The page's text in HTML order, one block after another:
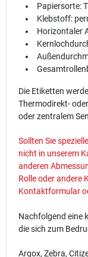
Papiersorte:
Klebstoff:
Horizontaler
Die Etiketten
Thermodirekt-
oder zentralem
Sollten Sie
nicht in unserem
anderen
Rolle oder andere
Kontaktformular
Nachfolgend eine
die sich zum
Argox, Zebra,